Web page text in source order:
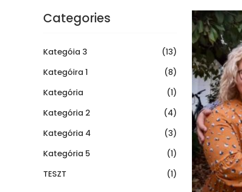
Categories
Kategóia 3
(13)
Kategóira 1
(8)
Kategória
(1)
Kategória 2
(4)
Kategória 4
(3)
Kategória 5
(1)
TESZT
(1)